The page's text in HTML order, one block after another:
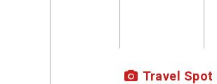
Travel Spot